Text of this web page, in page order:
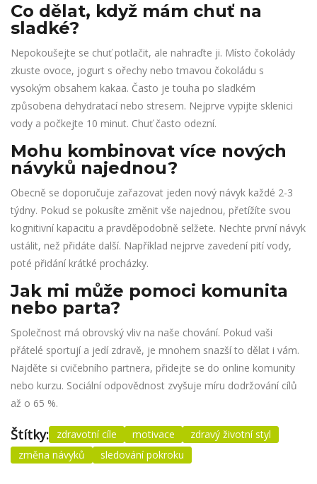
Co dělat, když mám chuť na
sladké?
Nepokoušejte se chuť potlačit, ale nahraďte ji. Místo čokolády
zkuste ovoce, jogurt s ořechy nebo tmavou čokoládu s
vysokým obsahem kakaa. Často je touha po sladkém
způsobena dehydratací nebo stresem. Nejprve vypijte sklenici
vody a počkejte 10 minut. Chuť často odezní.
Mohu kombinovat více nových
návyků najednou?
Obecně se doporučuje zařazovat jeden nový návyk každé 2-3
týdny. Pokud se pokusíte změnit vše najednou, přetížíte svou
kognitivní kapacitu a pravděpodobně selžete. Nechte první návyk
ustálit, než přidáte další. Například nejprve zavedení pití vody,
poté přidání krátké procházky.
Jak mi může pomoci komunita
nebo parta?
Společnost má obrovský vliv na naše chování. Pokud vaši
přátelé sportují a jedí zdravě, je mnohem snazší to dělat i vám.
Najděte si cvičebního partnera, přidejte se do online komunity
nebo kurzu. Sociální odpovědnost zvyšuje míru dodržování cílů
až o 65 %.
Štítky: zdravotní cíle motivace
zdravý životní styl
změna návyků
sledování pokroku